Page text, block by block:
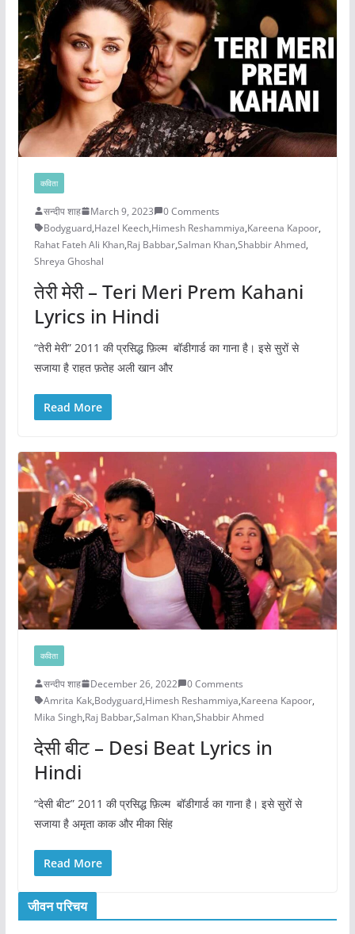
कविता
सन्दीप शाह March 9, 2023
0 Comments
Bodyguard,Hazel Keech,Himesh Reshammiya,Kareena Kapoor,
Rahat Fateh Ali Khan,Raj Babbar,Salman Khan,Shabbir Ahmed,
Shreya Ghoshal
तेरी मेरी – Teri Meri Prem Kahani
Lyrics in Hindi
“तेरी मेरी” 2011 की प्रसिद्ध फ़िल्म बॉडीगार्ड का गाना है। इसे सुरों से
सजाया है राहत फ़तेह अली खान और
Read More
कविता
सन्दीप शाह December 26, 2022
0 Comments
Amrita Kak,Bodyguard,Himesh Reshammiya,Kareena Kapoor,
Mika Singh,Raj Babbar,Salman Khan,Shabbir Ahmed
देसी बीट – Desi Beat Lyrics in
Hindi
“देसी बीट” 2011 की प्रसिद्ध फ़िल्म बॉडीगार्ड का गाना है। इसे सुरों से
सजाया है अमृता काक और मीका सिंह
Read More
जीवन परिचय